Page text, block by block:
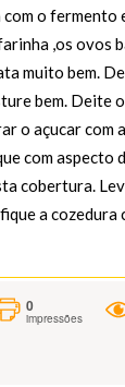
o fermento
,os ovos
muito bem.
bem. Deite
o açucar com
com aspecto
cobertura.
a cozedura
0
impressões